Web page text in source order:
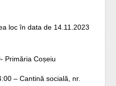
loc în data de 14.11.2023
Primăria Coșeiu
– Cantină socială, nr.